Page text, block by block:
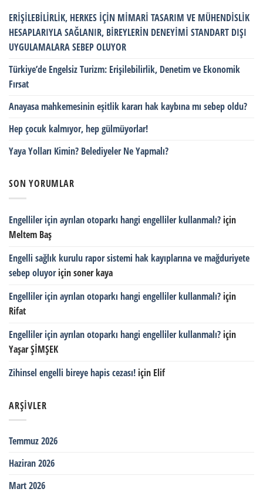
ERİŞİLEBİLİRLİK, HERKES İÇİN MİMARİ TASARIM VE MÜHENDİSLİK
HESAPLARIYLA SAĞLANIR, BİREYLERİN DENEYİMİ STANDART DIŞI
UYGULAMALARA SEBEP OLUYOR
Türkiye’de Engelsiz Turizm: Erişilebilirlik, Denetim ve Ekonomik
Fırsat
Anayasa mahkemesinin eşitlik kararı hak kaybına mı sebep oldu?
Hep çocuk kalmıyor, hep gülmüyorlar!
Yaya Yolları Kimin? Belediyeler Ne Yapmalı?
SON YORUMLAR
Engelliler için ayrılan otoparkı hangi engelliler kullanmalı? için
Meltem Baş
Engelli sağlık kurulu rapor sistemi hak kayıplarına ve mağduriyete
sebep oluyoriçinsoner kaya
Engelliler için ayrılan otoparkı hangi engelliler kullanmalı? için
Rifat
Engelliler için ayrılan otoparkı hangi engelliler kullanmalı? için
Yaşar ŞİMŞEK
Zihinsel engelli bireye hapis cezası! için Elif
ARŞIVLER
Temmuz 2026
Haziran 2026
Mart 2026